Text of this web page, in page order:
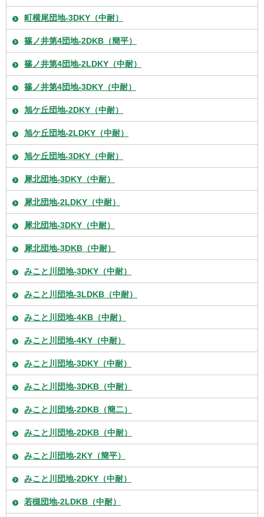
町横尾団地-3DKY（中耐）
篠ノ井第4団地-2DKB（簡平）
篠ノ井第4団地-2LDKY（中耐）
篠ノ井第4団地-3DKY（中耐）
旭ケ丘団地-2DKY（中耐）
旭ケ丘団地-2LDKY（中耐）
旭ケ丘団地-3DKY（中耐）
犀北団地-3DKY（中耐）
犀北団地-2LDKY（中耐）
犀北団地-3DKY（中耐）
犀北団地-3DKB（中耐）
みこと川団地-3DKY（中耐）
みこと川団地-3LDKB（中耐）
みこと川団地-4KB（中耐）
みこと川団地-4KY（中耐）
みこと川団地-3DKY（中耐）
みこと川団地-3DKB（中耐）
みこと川団地-2DKB（簡二）
みこと川団地-2DKB（中耐）
みこと川団地-2KY（簡平）
みこと川団地-2DKY（中耐）
若槻団地-2LDKB（中耐）